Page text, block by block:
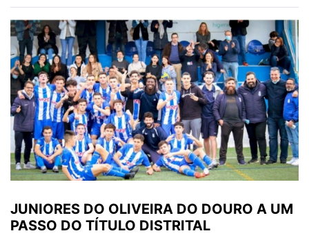
PARA
OLIVEIRA
DO
DOURO
NO
NACIONAL
SUB-
23
DE
ATLETISMO
JUNIORES DO OLIVEIRA DO DOURO A UM
PASSO DO TÍTULO DISTRITAL